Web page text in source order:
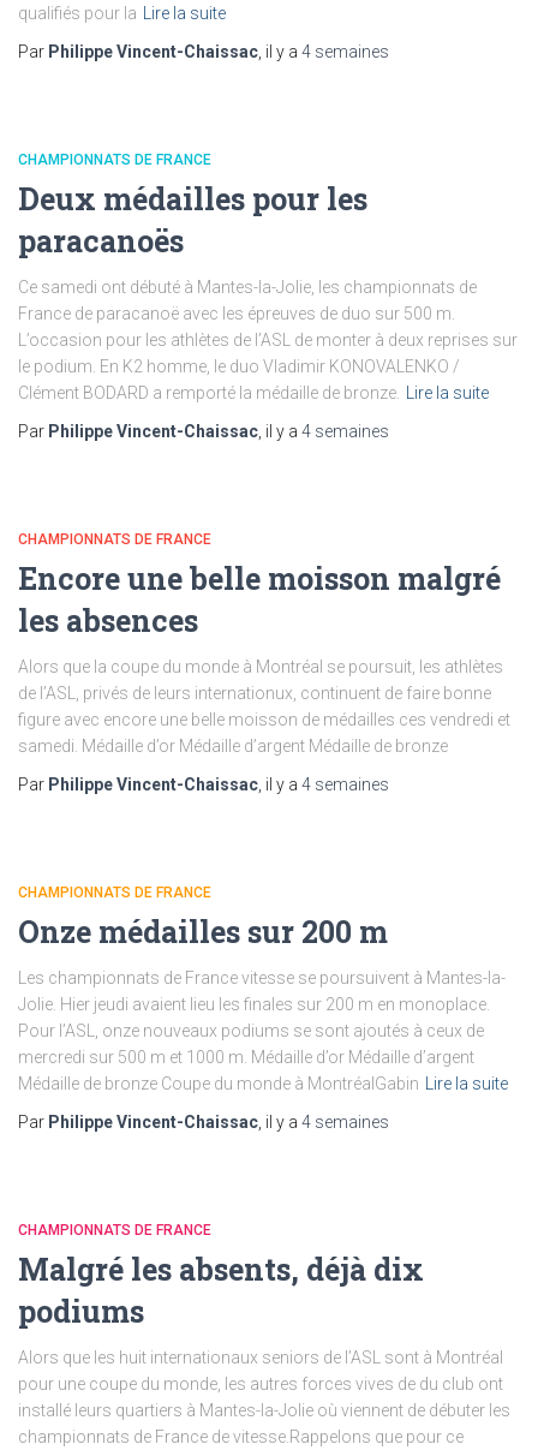
qualifiés pour la
Lire la suite
Par Philippe Vincent-Chaissac , il y a 4 semaines
CHAMPIONNATS DE FRANCE
Deux médailles pour les
paracanoës
Ce samedi ont débuté à Mantes-la-Jolie, les championnats de
France de paracanoë avec les épreuves de duo sur 500 m.
L’occasion pour les athlètes de l’ASL de monter à deux reprises sur
le podium. En K2 homme, le duo Vladimir KONOVALENKO /
Clément BODARD a remporté la médaille de bronze.
Lire la suite
Par Philippe Vincent-Chaissac , il y a 4 semaines
CHAMPIONNATS DE FRANCE
Encore une belle moisson malgré
les absences
Alors que la coupe du monde à Montréal se poursuit, les athlètes
de l’ASL, privés de leurs internationux, continuent de faire bonne
figure avec encore une belle moisson de médailles ces vendredi et
samedi. Médaille d’or Médaille d’argent Médaille de bronze
Par Philippe Vincent-Chaissac , il y a 4 semaines
CHAMPIONNATS DE FRANCE
Onze médailles sur 200 m
Les championnats de France vitesse se poursuivent à Mantes-la-
Jolie. Hier jeudi avaient lieu les finales sur 200 m en monoplace.
Pour l’ASL, onze nouveaux podiums se sont ajoutés à ceux de
mercredi sur 500 m et 1000 m. Médaille d’or Médaille d’argent
Médaille de bronze Coupe du monde à MontréalGabin
Lire la suite
Par Philippe Vincent-Chaissac , il y a 4 semaines
CHAMPIONNATS DE FRANCE
Malgré les absents, déjà dix
podiums
Alors que les huit internationaux seniors de l’ASL sont à Montréal
pour une coupe du monde, les autres forces vives de du club ont
installé leurs quartiers à Mantes-la-Jolie où viennent de débuter les
championnats de France de vitesse.Rappelons que pour ce